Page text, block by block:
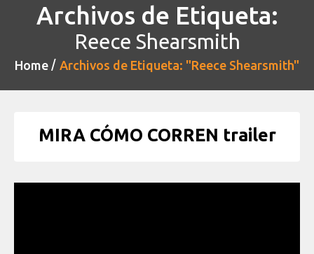
Archivos de Etiqueta:
Reece Shearsmith
Home Archivos de Etiqueta: "Reece Shearsmith"
MIRA CÓMO CORREN trailer